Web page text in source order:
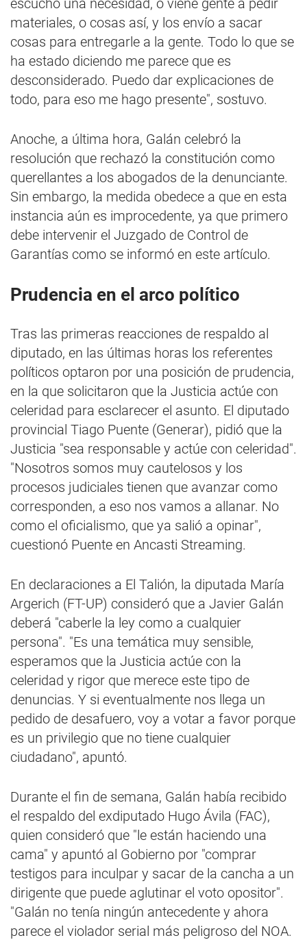
escucho una necesidad, o viene gente a pedir
materiales, o cosas así, y los envío a sacar
cosas para entregarle a la gente. Todo lo que se
ha estado diciendo me parece que es
desconsiderado. Puedo dar explicaciones de
todo, para eso me hago presente", sostuvo.
Anoche, a última hora, Galán celebró la
resolución que rechazó la constitución como
querellantes a los abogados de la denunciante.
Sin embargo, la medida obedece a que en esta
instancia aún es improcedente, ya que primero
debe intervenir el Juzgado de Control de
Garantías como se informó en este artículo.
Prudencia en el arco político
Tras las primeras reacciones de respaldo al
diputado, en las últimas horas los referentes
políticos optaron por una posición de prudencia,
en la que solicitaron que la Justicia actúe con
celeridad para esclarecer el asunto. El diputado
provincial Tiago Puente (Generar), pidió que la
Justicia "sea responsable y actúe con celeridad".
"Nosotros somos muy cautelosos y los
procesos judiciales tienen que avanzar como
corresponden, a eso nos vamos a allanar. No
como el oficialismo, que ya salió a opinar",
cuestionó Puente en Ancasti Streaming.
En declaraciones a El Talión, la diputada María
Argerich (FT-UP) consideró que a Javier Galán
deberá "caberle la ley como a cualquier
persona". "Es una temática muy sensible,
esperamos que la Justicia actúe con la
celeridad y rigor que merece este tipo de
denuncias. Y si eventualmente nos llega un
pedido de desafuero, voy a votar a favor porque
es un privilegio que no tiene cualquier
ciudadano", apuntó.
Durante el fin de semana, Galán había recibido
el respaldo del exdiputado Hugo Ávila (FAC),
quien consideró que "le están haciendo una
cama" y apuntó al Gobierno por "comprar
testigos para inculpar y sacar de la cancha a un
dirigente que puede aglutinar el voto opositor".
"Galán no tenía ningún antecedente y ahora
parece el violador serial más peligroso del NOA.